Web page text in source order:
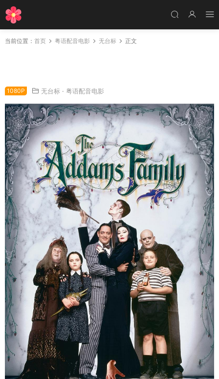
当前位置： 首页 粤语配音电影 无台标 正文
1080P 无台标 · 粤语配音电影